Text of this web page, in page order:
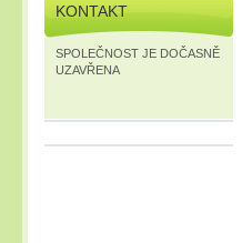
KONTAKT
SPOLEČNOST JE DOČASNĚ
UZAVŘENA